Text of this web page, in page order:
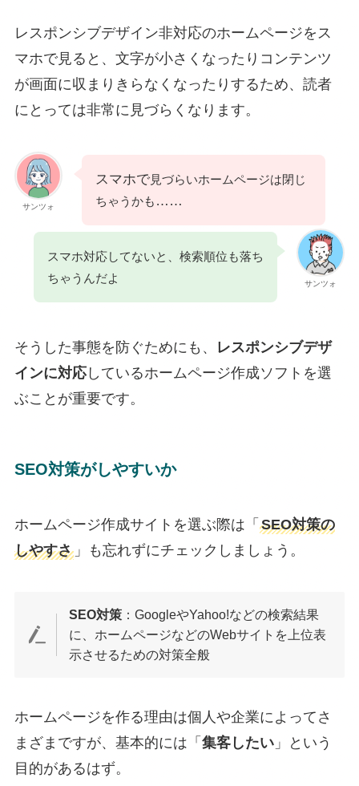
レスポンシブデザイン非対応のホームページをス
マホで見ると、文字が小さくなったりコンテンツ
が画面に収まりきらなくなったりするため、読者
にとっては非常に見づらくなります。
サンツォ
スマホで見づらいホームページは閉じ
ちゃうかも ……
サンツォ
スマホ対応してないと、検索順位も落ち
ちゃうんだよ
そうした事態を防ぐためにも、
レスポンシブデザ
インに対応しているホームページ作成ソフトを選
ぶことが重要です。
SEO対策がしやすいか
ホームページ作成サイトを選ぶ際は「 SEO対策の
しやすさ」も忘れずにチェックしましょう。
SEO対策 ：GoogleやYahoo!などの検索結果
に、ホームページなどのWebサイトを上位表
示させるための対策全般
ホームページを作る理由は個人や企業によってさ
まざまですが、基本的には「 集客したい」という
目的があるはず。